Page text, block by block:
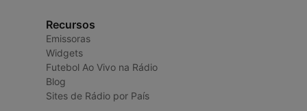
Recursos
Emissoras
Widgets
Futebol Ao Vivo na Rádio
Blog
Sites de Rádio por País